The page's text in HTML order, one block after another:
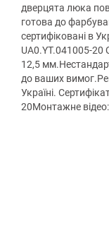
дверцята люка
готова до
сертифіковані в
UA0.YT.041005-20
12,5
до ваших
Україні.
20Монтажне відео: